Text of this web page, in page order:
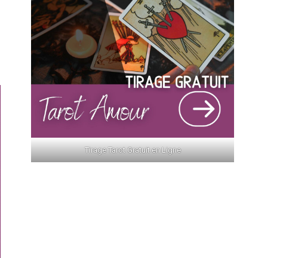
Tirage Tarot Gratuit en Ligne